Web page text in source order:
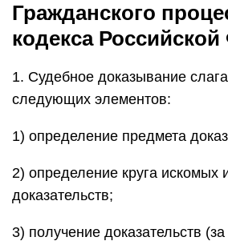
Гражданского
кодекса
1. Судебное доказывание
следующих элементов:
1) определение предмета
2) определение круга искомых
доказательств;
3) получение доказательств (за